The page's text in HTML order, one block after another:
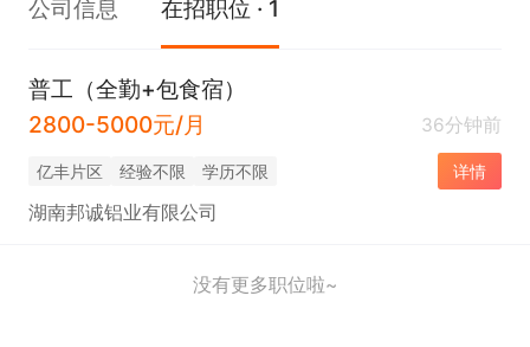
公司信息 在招职位 · 1
普工（全勤+包食宿）
2800-5000元/月
36分钟前
亿丰片区 经验不限 学历不限 详情
湖南邦诚铝业有限公司
没有更多职位啦~